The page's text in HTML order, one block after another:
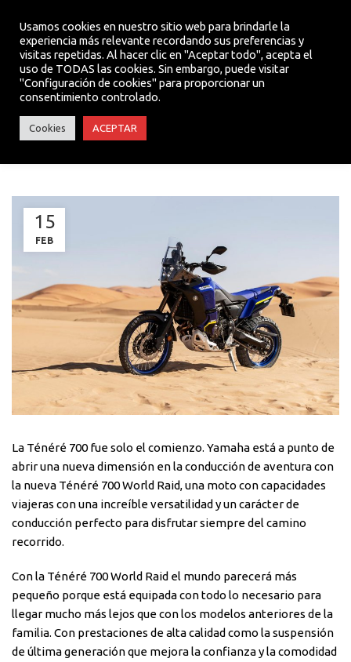
MENU
15
FEB
La Ténéré 700 fue solo el comienzo. Yamaha está a punto de
abrir una nueva dimensión en la conducción de aventura con
la nueva Ténéré 700 World Raid, una moto con capacidades
viajeras con una increíble versatilidad y un carácter de
conducción perfecto para disfrutar siempre del camino
recorrido.
Con la Ténéré 700 World Raid el mundo parecerá más
pequeño porque está equipada con todo lo necesario para
llegar mucho más lejos que con los modelos anteriores de la
familia. Con prestaciones de alta calidad como la suspensión
de última generación que mejora la confianza y la comodidad
Usamos cookies en nuestro sitio web para brindarle la
experiencia más relevante recordando sus preferencias y
visitas repetidas. Al hacer clic en "Aceptar todo", acepta el
uso de TODAS las cookies. Sin embargo, puede visitar
"Configuración de cookies" para proporcionar un
consentimiento controlado.
Cookies ACEPTAR